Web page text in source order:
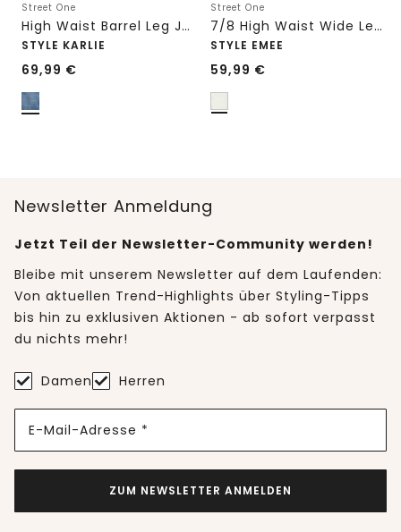
Street One
High Waist Barrel Leg Jeans im Loose Fit
STYLE KARLIE
69,99 €
Street One
7/8 High Waist Wide Leg Jeans im Loose Fit
STYLE EMEE
59,99 €
Newsletter Anmeldung
Jetzt Teil der Newsletter-Community werden!
Bleibe mit unserem Newsletter auf dem Laufenden:
Von aktuellen Trend-Highlights über Styling-Tipps
bis hin zu exklusiven Aktionen - ab sofort verpasst
du nichts mehr!
Damen Herren
E-Mail-Adresse *
ZUM NEWSLETTER ANMELDEN